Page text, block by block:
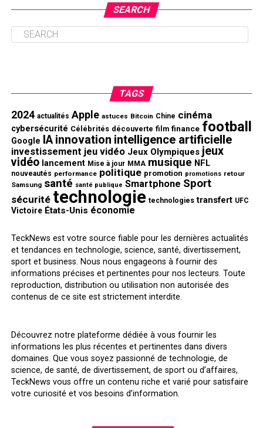
SEARCH
TAGS
2024 actualités Apple astuces Bitcoin Chine cinéma
cybersécurité Célébrités découverte film finance football
Google IA innovation intelligence artificielle
investissement jeu vidéo Jeux Olympiques jeux
vidéo lancement Mise à jour MMA musique NFL
nouveautés performance politique promotion promotions retour
Samsung santé santé publique Smartphone Sport
sécurité technologie technologies transfert UFC
Victoire États-Unis économie
TeckNews est votre source fiable pour les dernières actualités
et tendances en technologie, science, santé, divertissement,
sport et business. Nous nous engageons à fournir des
informations précises et pertinentes pour nos lecteurs. Toute
reproduction, distribution ou utilisation non autorisée des
contenus de ce site est strictement interdite.
Découvrez notre plateforme dédiée à vous fournir les
informations les plus récentes et pertinentes dans divers
domaines. Que vous soyez passionné de technologie, de
science, de santé, de divertissement, de sport ou d’affaires,
TeckNews vous offre un contenu riche et varié pour satisfaire
votre curiosité et vos besoins d’information.